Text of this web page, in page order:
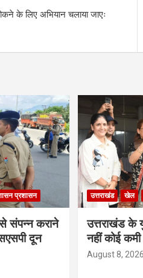
n
के लिए अभियान चलाया जाएः
प्रशासन
संपन्न कराने
दून
उत्तराखंड खेल
उत्तराखंड के
नहीं कोई
August 8, 2026